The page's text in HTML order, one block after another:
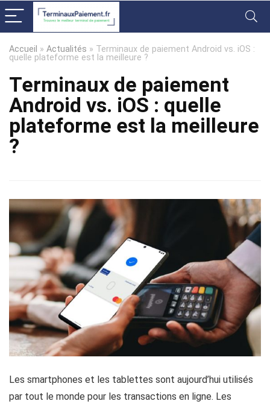
Accueil » Actualités » Terminaux de paiement Android vs. iOS :
quelle plateforme est la meilleure ?
Terminaux de paiement
Android vs. iOS : quelle
plateforme est la meilleure
?
Les smartphones et les tablettes sont aujourd’hui utilisés
par tout le monde pour les transactions en ligne. Les